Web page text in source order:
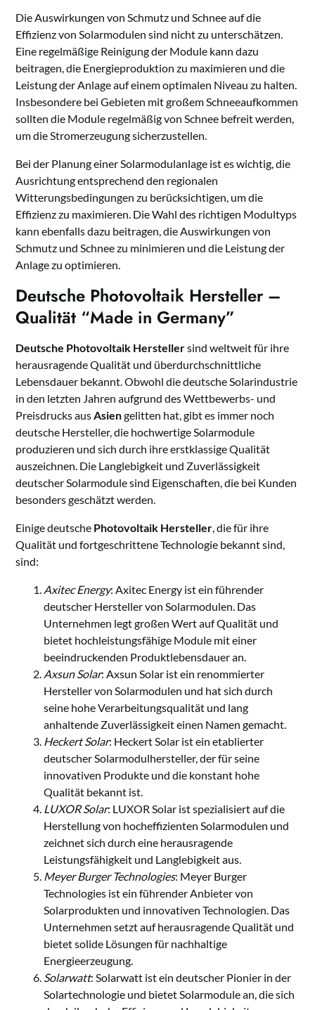
Die Auswirkungen von Schmutz und Schnee auf die
Effizienz von Solarmodulen sind nicht zu unterschätzen.
Eine regelmäßige Reinigung der Module kann dazu
beitragen, die Energieproduktion zu maximieren und die
Leistung der Anlage auf einem optimalen Niveau zu halten.
Insbesondere bei Gebieten mit großem Schneeaufkommen
sollten die Module regelmäßig von Schnee befreit werden,
um die Stromerzeugung sicherzustellen.
Bei der Planung einer Solarmodulanlage ist es wichtig, die
Ausrichtung entsprechend den regionalen
Witterungsbedingungen zu berücksichtigen, um die
Effizienz zu maximieren. Die Wahl des richtigen Modultyps
kann ebenfalls dazu beitragen, die Auswirkungen von
Schmutz und Schnee zu minimieren und die Leistung der
Anlage zu optimieren.
Deutsche Photovoltaik Hersteller –
Qualität “Made in Germany”
Deutsche Photovoltaik Herstellersind weltweit für ihre
herausragende Qualität und überdurchschnittliche
Lebensdauer bekannt. Obwohl die deutsche Solarindustrie
in den letzten Jahren aufgrund des Wettbewerbs- und
Preisdrucks ausAsiengelitten hat, gibt es immer noch
deutsche Hersteller, die hochwertige Solarmodule
produzieren und sich durch ihre erstklassige Qualität
auszeichnen. Die Langlebigkeit und Zuverlässigkeit
deutscher Solarmodule sind Eigenschaften, die bei Kunden
besonders geschätzt werden.
Einige deutsche Photovoltaik Hersteller, die für ihre
Qualität und fortgeschrittene Technologie bekannt sind,
sind:
Axitec Energy: Axitec Energy ist ein führender
deutscher Hersteller von Solarmodulen. Das
Unternehmen legt großen Wert auf Qualität und
bietet hochleistungsfähige Module mit einer
beeindruckenden Produktlebensdauer an.
Axsun Solar: Axsun Solar ist ein renommierter
Hersteller von Solarmodulen und hat sich durch
seine hohe Verarbeitungsqualität und lang
anhaltende Zuverlässigkeit einen Namen gemacht.
Heckert Solar: Heckert Solar ist ein etablierter
deutscher Solarmodulhersteller, der für seine
innovativen Produkte und die konstant hohe
Qualität bekannt ist.
LUXOR Solar: LUXOR Solar ist spezialisiert auf die
Herstellung von hocheffizienten Solarmodulen und
zeichnet sich durch eine herausragende
Leistungsfähigkeit und Langlebigkeit aus.
Meyer Burger Technologies: Meyer Burger
Technologies ist ein führender Anbieter von
Solarprodukten und innovativen Technologien. Das
Unternehmen setzt auf herausragende Qualität und
bietet solide Lösungen für nachhaltige
Energieerzeugung.
Solarwatt: Solarwatt ist ein deutscher Pionier in der
Solartechnologie und bietet Solarmodule an, die sich